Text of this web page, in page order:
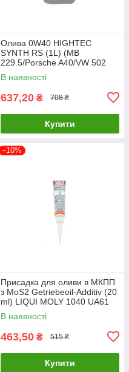
Олива 0W40 HIGHTEC
SYNTH RS (1L) (MB
229.5/Porsche A40/VW 502
00/505 00) (ACEA A3/B4) (API
20020-0010-99 UA61
В наявності
637,20 ₴ 708 ₴
Купити
–10%
Присадка для оливи в МКПП
з MoS2 Getriebeoil-Additiv (20
ml) LIQUI MOLY 1040 UA61
В наявності
463,50 ₴ 515 ₴
Купити